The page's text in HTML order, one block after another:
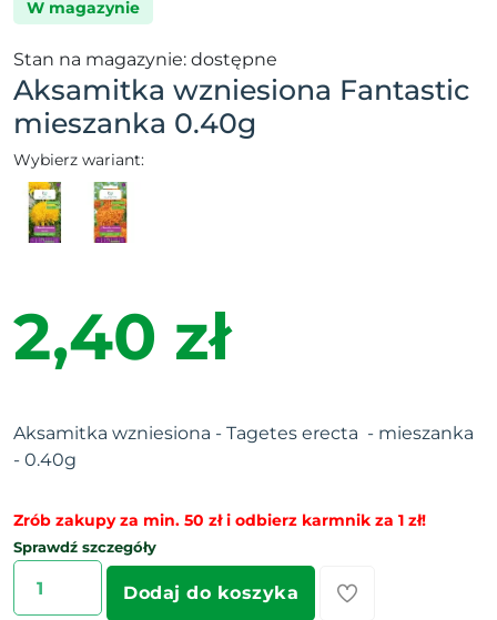
W magazynie
Stan na magazynie: dostępne
Aksamitka wzniesiona Fantastic
mieszanka 0.40g
Wybierz wariant:
2,40 zł
Aksamitka wzniesiona - Tagetes erecta - mieszanka
- 0.40g
Zrób zakupy za min. 50 zł i odbierz karmnik za 1 zł!
Sprawdź szczegóły
Dodaj do koszyka